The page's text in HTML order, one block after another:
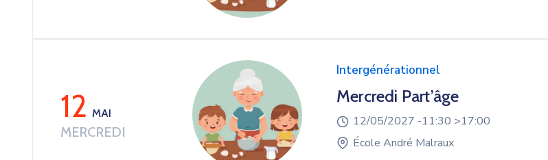
12MAI
MERCREDI
Intergénérationnel
Mercredi Part’âge
12/05/2027 -11:30 >17:00
École André Malraux